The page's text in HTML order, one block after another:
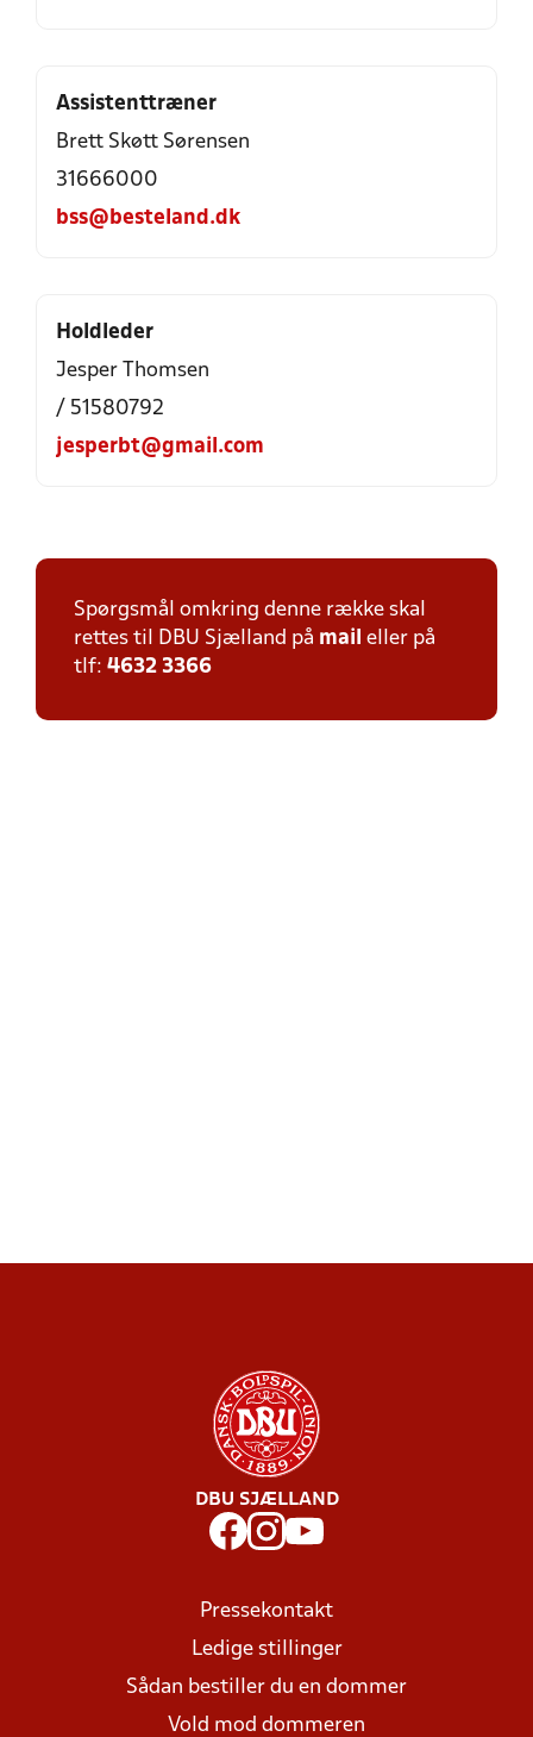
Assistenttræner
Brett Skøtt Sørensen
31666000
bss@besteland.dk
Holdleder
Jesper Thomsen
/ 51580792
jesperbt@gmail.com
Spørgsmål omkring denne række skal
rettes til DBU Sjælland på mail eller på
tlf: 4632 3366
DBU SJÆLLAND
Pressekontakt
Ledige stillinger
Sådan bestiller du en dommer
Vold mod dommeren